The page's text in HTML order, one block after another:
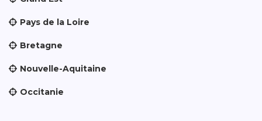
Pays de la Loire
Bretagne
Nouvelle-Aquitaine
Occitanie